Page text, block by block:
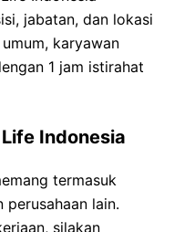
jabatan, dan lokasi
karyawan
1 jam istirahat
Indonesia
termasuk
lain.
silakan